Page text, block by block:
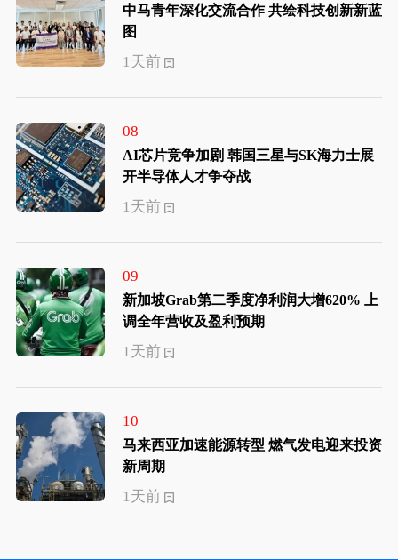
中马青年深化交流合作 共绘科技创新新蓝
图
1天前
08
AI芯片竞争加剧 韩国三星与SK海力士展
开半导体人才争夺战
1天前
09
新加坡Grab第二季度净利润大增620% 上
调全年营收及盈利预期
1天前
10
马来西亚加速能源转型 燃气发电迎来投资
新周期
1天前